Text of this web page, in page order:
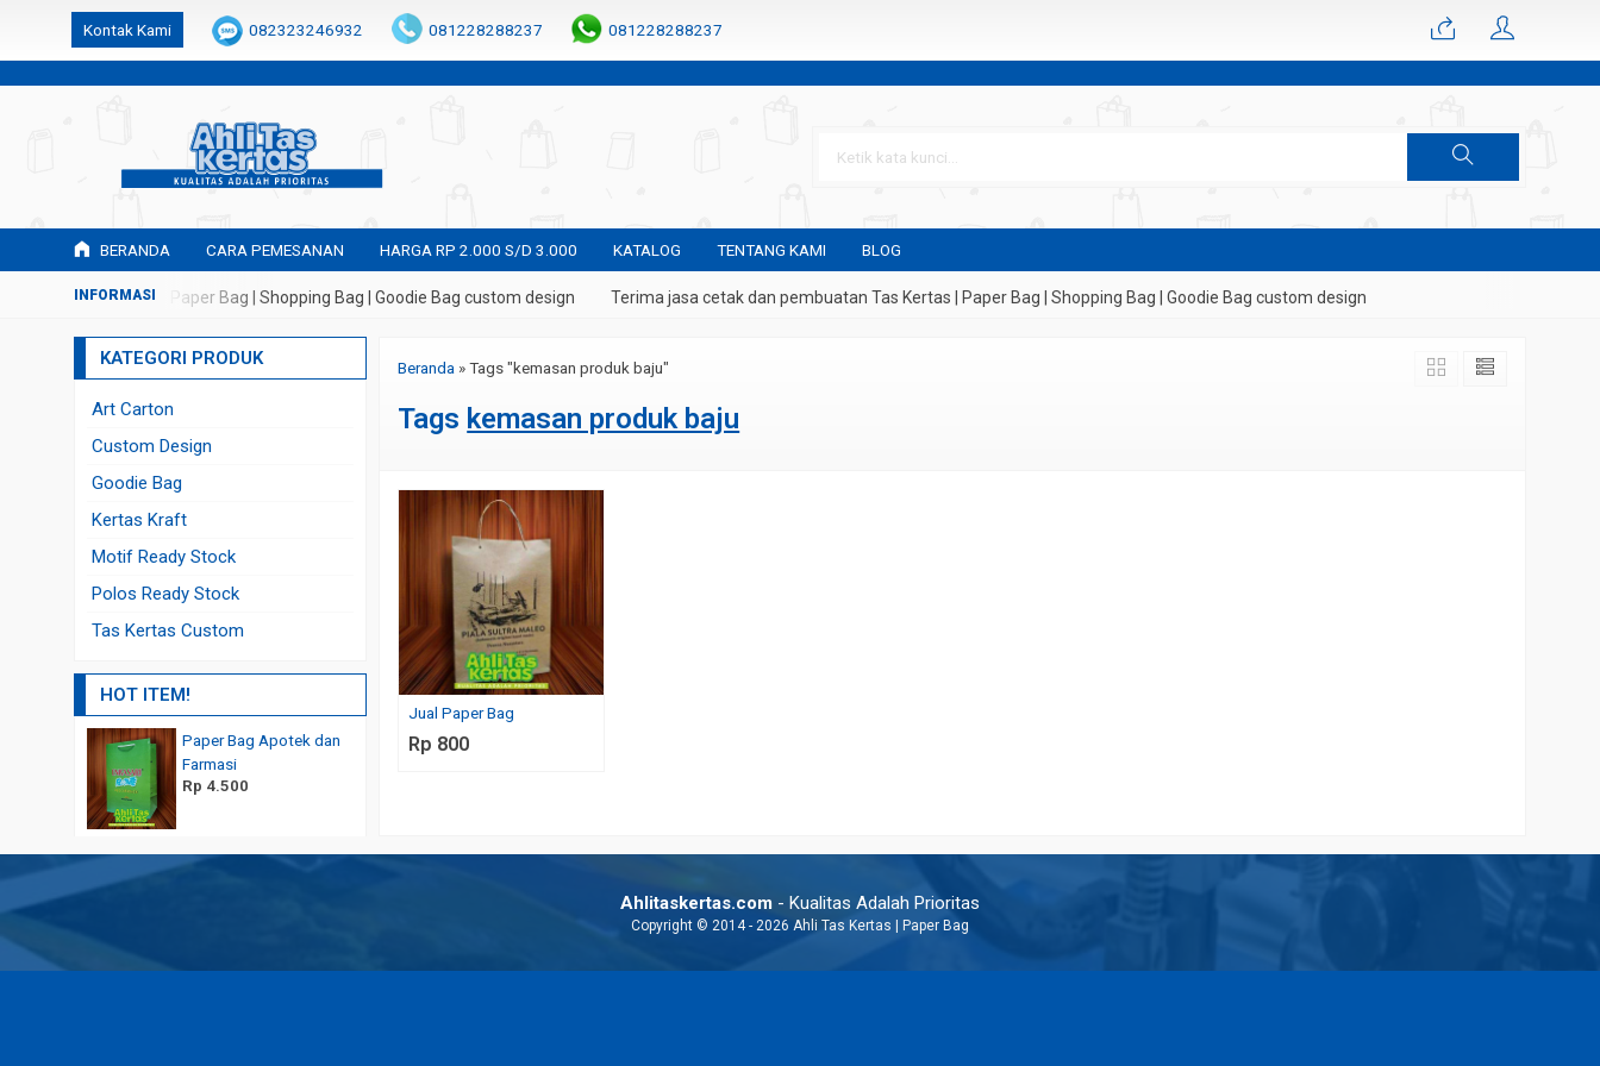
k6Ghe9jF9rmtx91MrSV7BIpW27id0SMW1kLEoe8rM2U
Kontak Kami 082323246932 081228288237 081228288237
BERANDA CARA PEMESANAN HARGA RP 2.000 S/D 3.000 KATALOG TENTANG KAMI BLOG
Tas Kertas | Paper Bag | Shopping Bag | Goodie Bag custom design Terima jasa cetak dan pembuatan Tas Kertas | Paper Bag | Shopping Bag | Goodie Bag custom design
Beranda »Tags "kemasan produk baju"
Tags kemasan produk baju
Jual Paper Bag
Rp 800
KATEGORI PRODUK
Art Carton
Custom Design
Goodie Bag
Kertas Kraft
Motif Ready Stock
Polos Ready Stock
Tas Kertas Custom
HOT ITEM!
Paper Bag Apotek dan
Farmasi
Rp 4.500
Alternatif Kemasan Produk Murah
Ahlitaskertas.com - Kualitas Adalah Prioritas
Copyright © 2014 - 2026 Ahli Tas Kertas | Paper Bag